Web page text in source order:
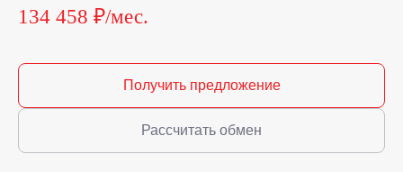
134 458 ₽/мес.
Получить предложение
Рассчитать обмен